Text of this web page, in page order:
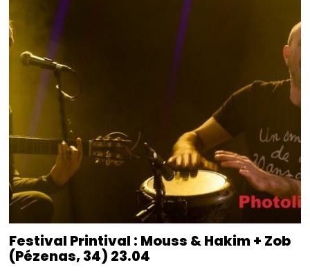
Festival Printival : Mouss & Hakim + Zob
(Pézenas, 34) 23.04